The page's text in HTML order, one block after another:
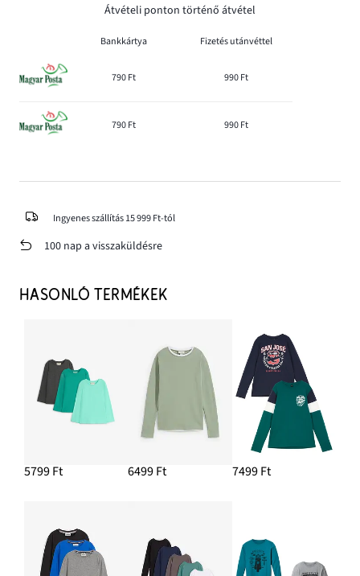
Átvételi ponton történő átvétel
Bankkártya Fizetés utánvéttel
790 Ft 990 Ft
790 Ft 990 Ft
Ingyenes szállítás 15 999 Ft-tól
100 nap a visszaküldésre
HASONLÓ TERMÉKEK
5799 Ft 6499 Ft 7499 Ft